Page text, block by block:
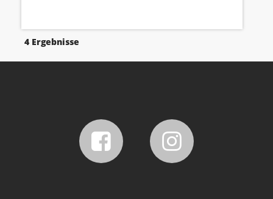
4 Ergebnisse